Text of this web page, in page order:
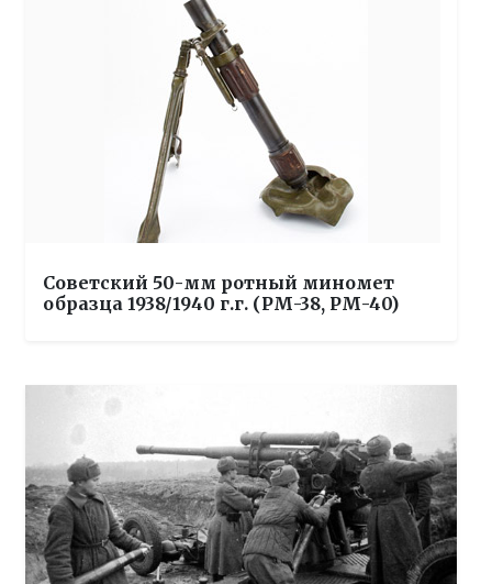
Советский 50-мм ротный миномет
образца 1938/1940 г.г. (РМ-38, РМ-40)